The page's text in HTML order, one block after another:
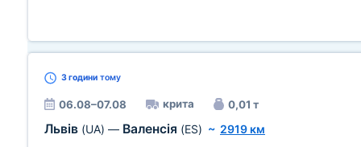
3 години тому
06.08–07.08 крита 0,01 т
Львів (UA) — Валенсія (ES) ~ 2919 км